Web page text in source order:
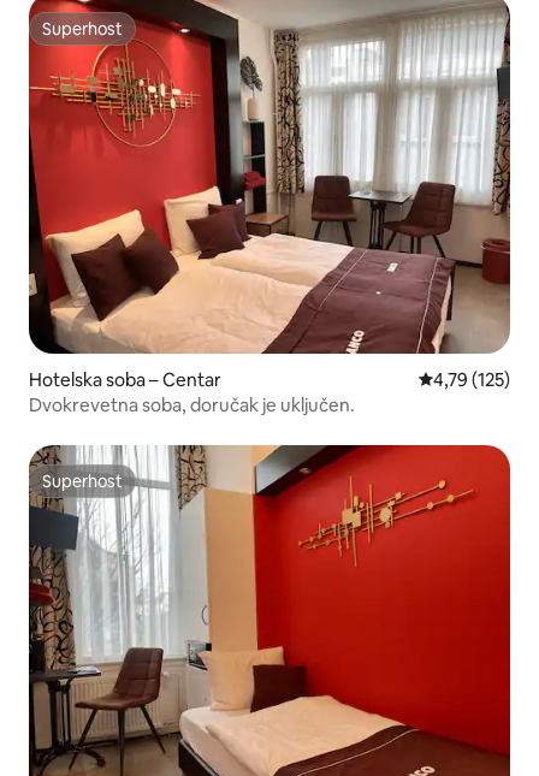
Superhost
Superhost
Hotelska soba – Centar Prosječna
4,79 (125)
Dvokrevetna soba, doručak je uključen.
Superhost
Superhost